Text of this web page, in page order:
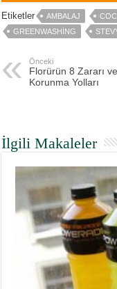
Etiketler AMBALAJ
GREENWASHING
Önceki
Florürün 8 Zararı
Korunma Yolları
İlgili Makaleler